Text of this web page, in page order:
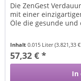
Die ZenGest
mit einer
Öle die gesunde
Inhalt0.015 Liter(3.821,33
57,32 € *
In